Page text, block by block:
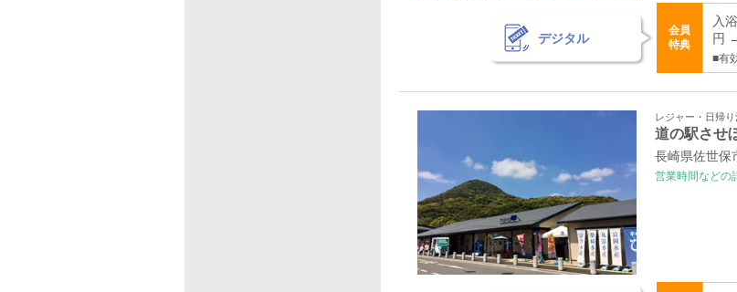
デジタル
会員
特典
入
円
■有
レジャー・日帰
道の駅させ
長崎県佐世
営業時間などの